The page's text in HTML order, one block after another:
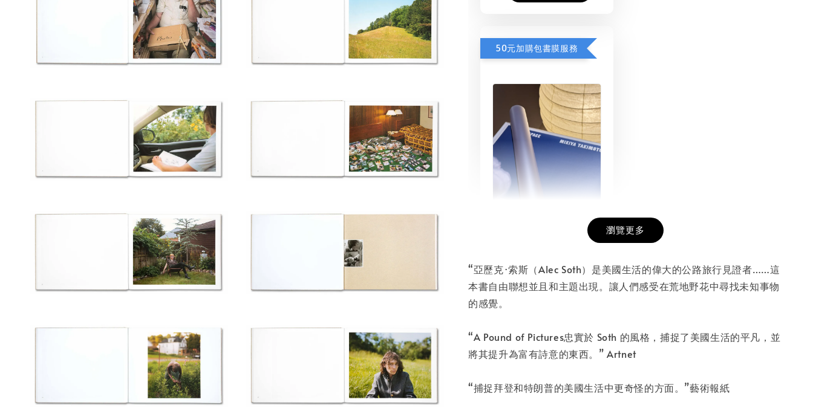
50元加購包書膜服務
NT$ 50
NT$ 100
- +
瀏覽更多
“亞歷克·索斯（Alec Soth）是美國生活的偉大的公路旅行見證者……這
本書自由聯想並且和主題出現。讓人們感受在荒地野花中尋找未知事物
的感覺。
“A Pound of Pictures忠實於 Soth 的風格，捕捉了美國生活的平凡，並
將其提升為富有詩意的東西。” Artnet
“捕捉拜登和特朗普的美國生活中更奇怪的方面。”藝術報紙